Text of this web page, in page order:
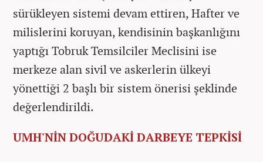
sürükleyen sistemi devam ettiren, Hafter ve
milislerini koruyan, kendisinin başkanlığını
yaptığı Tobruk Temsilciler Meclisini ise
merkeze alan sivil ve askerlerin ülkeyi
yönettiği 2 başlı bir sistem önerisi şeklinde
değerlendirildi.
UMH'NİN DOĞUDAKİ DARBEYE TEPKİSİ